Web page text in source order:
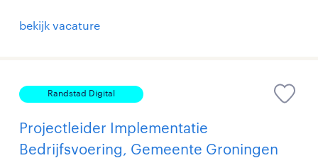
bekijk vacature
Randstad Digital
Projectleider Implementatie
Bedrijfsvoering, Gemeente Groningen